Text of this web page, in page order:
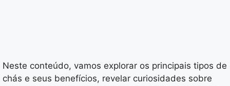
Neste conteúdo, vamos explorar os principais tipos de
chás e seus benefícios, revelar curiosidades sobre